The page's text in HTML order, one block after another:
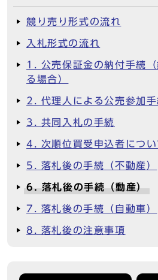
競り売り形式の流れ
入札形式の流れ
1. 公売保証金の納付手続
る場合）
2. 代理人による公売参加手
3. 共同入札の手続
4. 次順位買受申込者につい
5. 落札後の手続（不動産）
6. 落札後の手続（動産）
7. 落札後の手続（自動車）
8. 落札後の注意事項